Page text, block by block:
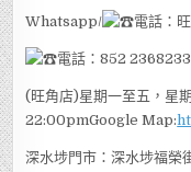
Whatsapp/ 電話：
電話：852
(旺角店)星期一至五，星
22:00pmGoogle Map:
深水埗門市：深水埗福榮